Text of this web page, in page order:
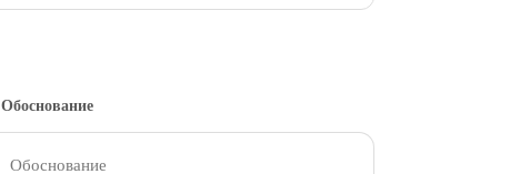
Обоснование